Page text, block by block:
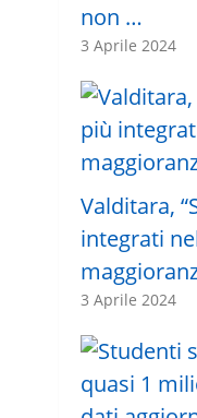
non …
3 Aprile 2024
Valditara,
integrati
3 Aprile 2024